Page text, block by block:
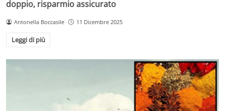
doppio, risparmio assicurato
Antonella Boccasile 11 Dicembre 2025
Leggi di più